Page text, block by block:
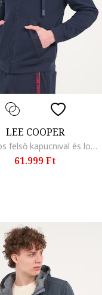
LEE COOPER
Cipzáros felső kapucnival és logóval, Sötétkék
61.999 Ft